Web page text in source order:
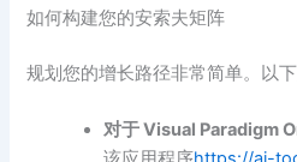
如何构建您的安索夫矩阵
规划您的增长路径非常简单。以
对于 Visual Paradigm